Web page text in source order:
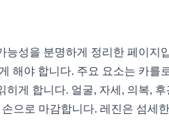
능성을 분명하게 정리한 페이지
해야 합니다. 주요 요소는 카를
게 합니다. 얼굴, 자세, 의복,
으로 마감합니다. 레진은 섬세